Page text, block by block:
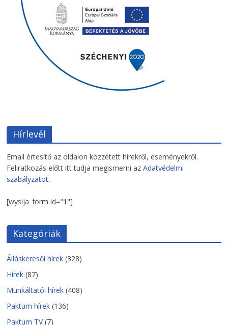
Hírlevél
Email értesítő az oldalon közzétett hírekről, eseményekről.
Feliratkozás előtt itt tudja megismerni azAdatvédelmi
szabályzatot.
[wysija_form id="1"]
Kategóriák
Álláskeresői hírek (328)
Hírek (87)
Munkáltatói hírek (408)
Paktum hírek (136)
Paktum TV(7)